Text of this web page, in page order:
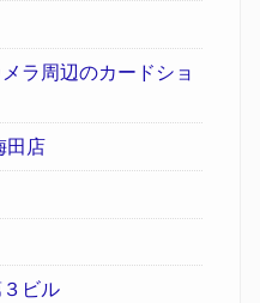
ラ周辺のカードショ
田店
ビル